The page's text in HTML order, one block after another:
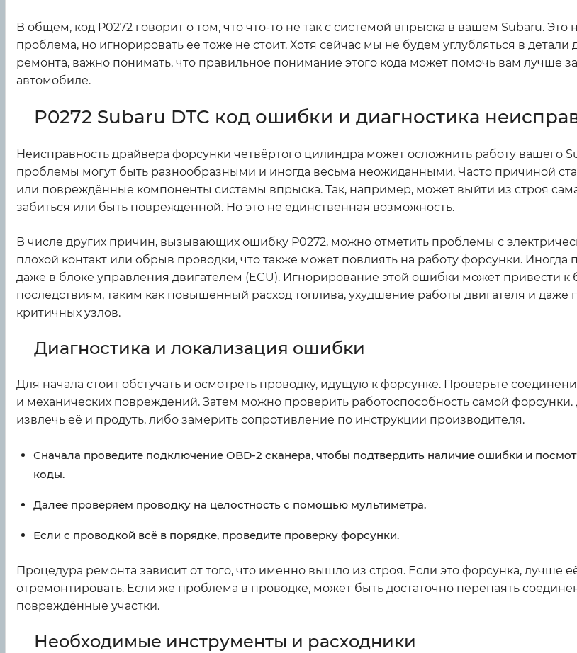
В общем, код P0272 говорит о том, что что-то не так с системой впрыска в вашем Subaru. Это
проблема, но игнорировать ее тоже не стоит. Хотя сейчас мы не будем углубляться в детали
ремонта, важно понимать, что правильное понимание этого кода может помочь вам лучше
автомобиле.
P0272 Subaru DTC код ошибки и диагностика
Неисправность драйвера форсунки четвёртого цилиндра может осложнить работу вашего
проблемы могут быть разнообразными и иногда весьма неожиданными. Часто причиной
или повреждённые компоненты системы впрыска. Так, например, может выйти из строя
забиться или быть повреждённой. Но это не единственная возможность.
В числе других причин, вызывающих ошибку P0272, можно отметить проблемы с
плохой контакт или обрыв проводки, что также может повлиять на работу форсунки.
даже в блоке управления двигателем (ECU). Игнорирование этой ошибки может привести к
последствиям, таким как повышенный расход топлива, ухудшение работы двигателя и даже
критичных узлов.
Диагностика и локализация ошибки
Для начала стоит обстучать и осмотреть проводку, идущую к форсунке. Проверьте
и механических повреждений. Затем можно проверить работоспособность самой
извлечь её и продуть, либо замерить сопротивление по инструкции производителя.
Сначала проведите подключение OBD-2 сканера, чтобы подтвердить наличие ошибки и
коды.
Далее проверяем проводку на целостность с помощью мультиметра.
Если с проводкой всё в порядке, проведите проверку форсунки.
Процедура ремонта зависит от того, что именно вышло из строя. Если это форсунка, лучше
отремонтировать. Если же проблема в проводке, может быть достаточно перепаять
повреждённые участки.
Необходимые инструменты и расходники